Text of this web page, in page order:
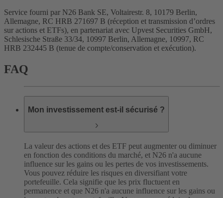
Service fourni par N26 Bank SE, Voltairestr. 8, 10179 Berlin,
Allemagne, RC HRB 271697 B (réception et transmission d’ordres
sur actions et ETFs), en partenariat avec Upvest Securities GmbH,
Schlesische Straße 33/34, 10997 Berlin, Allemagne, 10997, RC
HRB 232445 B (tenue de compte/conservation et exécution).
FAQ
Mon investissement est-il sécurisé ?
La valeur des actions et des ETF peut augmenter ou diminuer
en fonction des conditions du marché, et N26 n'a aucune
influence sur les gains ou les pertes de vos investissements.
Vous pouvez réduire les risques en diversifiant votre
portefeuille. Cela signifie que les prix fluctuent en
permanence et que N26 n'a aucune influence sur les gains ou